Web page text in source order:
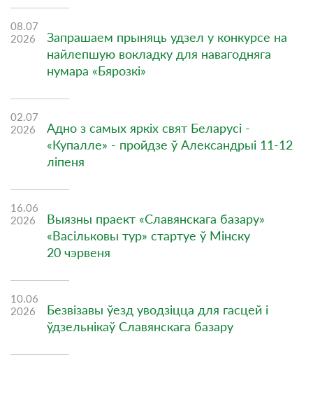
08.07
2026
Запрашаем прыняць удзел у конкурсе на
найлепшую вокладку для навагодняга
нумара «Бярозкі»
02.07
2026
Адно з самых яркіх свят Беларусі -
«Купалле» - пройдзе ў Александрыі 11-12
ліпеня
16.06
2026
Выязны праект «Славянскага базару»
«Васільковы тур» стартуе ў Мінску
20 чэрвеня
10.06
2026
Безвізавы ўезд уводзіцца для гасцей і
ўдзельнікаў Славянскага базару